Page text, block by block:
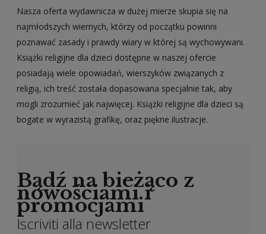
Nasza oferta wydawnicza w dużej mierze skupia się na
najmłodszych wiernych, którzy od początku powinni
poznawać zasady i prawdy wiary w której są wychowywani.
Książki religijne dla dzieci dostępne w naszej ofercie
posiadają wiele opowiadań, wierszyków związanych z
religią, ich treść została dopasowana specjalnie tak, aby
mogli zrozumieć jak najwięcej. Książki religijne dla dzieci są
bogate w wyrazistą grafikę, oraz piękne ilustracje.
Bądź na bieżąco z
nowościami i
promocjami
Iscriviti alla newsletter